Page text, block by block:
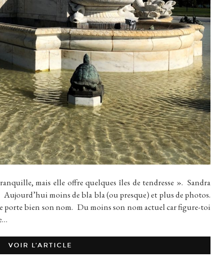
mais elle offre quelques îles de tendresse ». Sandra
moins de bla bla (ou presque) et plus de photos.
porte bien son nom. Du moins son nom actuel car figure-toi
VOIR L’ARTICLE